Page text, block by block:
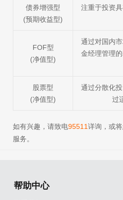
债券增强型
(预期收益型)
注重于投资
FOF型
(净值型)
通过对国内
金经理管理
股票型
(净值型)
通过分散化
过
如有兴趣，请致电95511详询，或
服务。
帮助中心